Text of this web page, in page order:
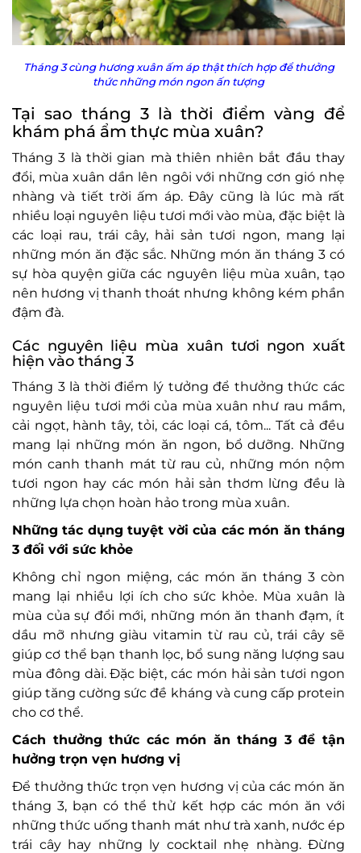
Tháng 3 cùng hương xuân ấm áp thật thích hợp để thưởng
thức những món ngon ấn tượng
Tại sao tháng 3 là thời điểm vàng để
khám phá ẩm thực mùa xuân?
Tháng 3 là thời gian mà thiên nhiên bắt đầu thay
đổi, mùa xuân dần lên ngôi với những cơn gió nhẹ
nhàng và tiết trời ấm áp. Đây cũng là lúc mà rất
nhiều loại nguyên liệu tươi mới vào mùa, đặc biệt là
các loại rau, trái cây, hải sản tươi ngon, mang lại
những món ăn đặc sắc. Những món ăn tháng 3 có
sự hòa quyện giữa các nguyên liệu mùa xuân, tạo
nên hương vị thanh thoát nhưng không kém phần
đậm đà.
Các nguyên liệu mùa xuân tươi ngon xuất
hiện vào tháng 3
Tháng 3 là thời điểm lý tưởng để thưởng thức các
nguyên liệu tươi mới của mùa xuân như rau mầm,
cải ngọt, hành tây, tỏi, các loại cá, tôm... Tất cả đều
mang lại những món ăn ngon, bổ dưỡng. Những
món canh thanh mát từ rau củ, những món nộm
tươi ngon hay các món hải sản thơm lừng đều là
những lựa chọn hoàn hảo trong mùa xuân.
Những tác dụng tuyệt vời của các món ăn tháng
3 đối với sức khỏe
Không chỉ ngon miệng, các món ăn tháng 3 còn
mang lại nhiều lợi ích cho sức khỏe. Mùa xuân là
mùa của sự đổi mới, những món ăn thanh đạm, ít
dầu mỡ nhưng giàu vitamin từ rau củ, trái cây sẽ
giúp cơ thể bạn thanh lọc, bổ sung năng lượng sau
mùa đông dài. Đặc biệt, các món hải sản tươi ngon
giúp tăng cường sức đề kháng và cung cấp protein
cho cơ thể.
Cách thưởng thức các món ăn tháng 3 để tận
hưởng trọn vẹn hương vị
Để thưởng thức trọn vẹn hương vị của các món ăn
tháng 3, bạn có thể thử kết hợp các món ăn với
những thức uống thanh mát như trà xanh, nước ép
trái cây hay những ly cocktail nhẹ nhàng. Đừng